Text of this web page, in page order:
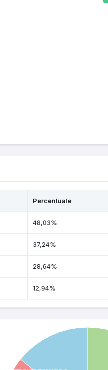
Percentuale
48,03%
37,24%
28,64%
12,94%